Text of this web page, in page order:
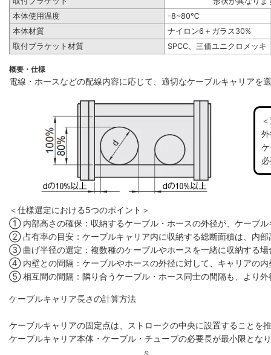
本体使用温度
-8~80℃
本体材質
ナイロン6＋ガラス30%
取付ブラケット材質
SPCC、三価ユニクロメッキ
概要・仕様
電線・ホースなどの配線内容に応じて、適切なケーブルキャリアを
＜仕様選定における5つのポイント＞
① 内部高さの確保：収納するケーブル・ホースの外径が、ケーブ
② 占有率の目安：ケーブルキャリア内に収納する総断面積は、内
③ 曲げ半径の選定：複数種のケーブルやホースを一緒に収納する
④ 内壁との間隔：ケーブルやホースの外径に対して、キャリアの
⑤ 相互間の間隔：隣り合うケーブル・ホース同士の間隔も、より
ケーブルキャリア長さの計算方法
ケーブルキャリアの固定点は、ストロークの中央に設置することを
ケーブルキャリア本体・ケーブル・チューブの必要長が最小限とな